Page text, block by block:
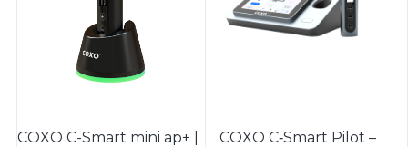
COXO C-Smart mini ap+ |
COXO C‑Smart Pilot –